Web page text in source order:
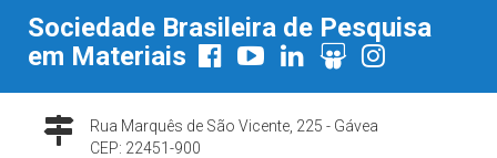
Sociedade Brasileira de Pesquisa
em Materiais
Rua Marquês de São Vicente, 225 - Gávea
CEP: 22451-900